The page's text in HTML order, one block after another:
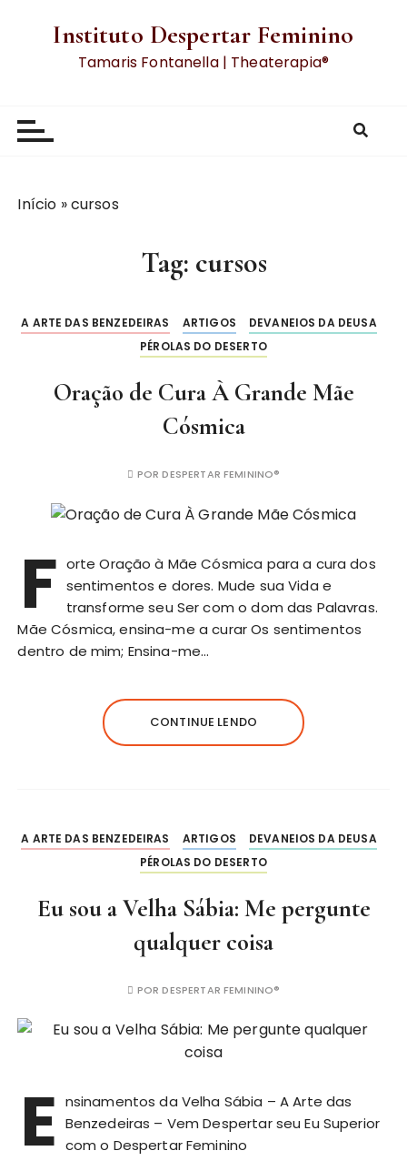
Instituto Despertar Feminino
Tamaris Fontanella | Theaterapia®
Início »cursos
Tag: cursos
A ARTE DAS BENZEDEIRAS ARTIGOS
DEVANEIOS DA DEUSA
PÉROLAS DO DESERTO
Oração de Cura À Grande Mãe
Cósmica
PORDESPERTAR FEMININO®
F orte Oração à Mãe Cósmica para a cura dos
sentimentos e dores. Mude sua Vida e
transforme seu Ser com o dom das Palavras.
Mãe Cósmica, ensina-me a curar Os sentimentos
dentro de mim; Ensina-me…
CONTINUE LENDO
A ARTE DAS BENZEDEIRAS ARTIGOS
DEVANEIOS DA DEUSA
PÉROLAS DO DESERTO
Eu sou a Velha Sábia: Me pergunte
qualquer coisa
PORDESPERTAR FEMININO®
E nsinamentos da Velha Sábia – A Arte das
Benzedeiras – Vem Despertar seu Eu Superior
com o Despertar Feminino